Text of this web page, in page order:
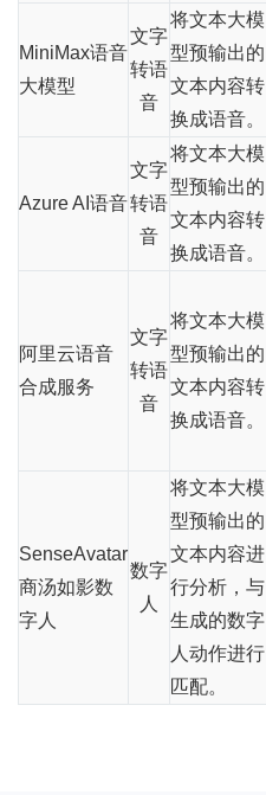
MiniMax语音
大模型
文字
转语
音
将文本大模
型预输出的
文本内容转
换成语音。
Azure AI语音
文字
转语
音
将文本大模
型预输出的
文本内容转
换成语音。
阿里云语音
合成服务
文字
转语
音
将文本大模
型预输出的
文本内容转
换成语音。
SenseAvatar
商汤如影数
字人
数字
人
将文本大模
型预输出的
文本内容进
行分析，与
生成的数字
人动作进行
匹配。